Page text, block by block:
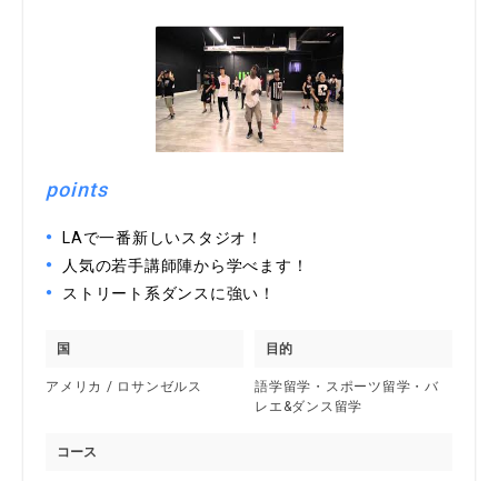
points
LAで一番新しいスタジオ！
人気の若手講師陣から学べます！
ストリート系ダンスに強い！
国
アメリカ / ロサンゼルス
目的
語学留学・スポーツ留学・バ
レエ&ダンス留学
コース